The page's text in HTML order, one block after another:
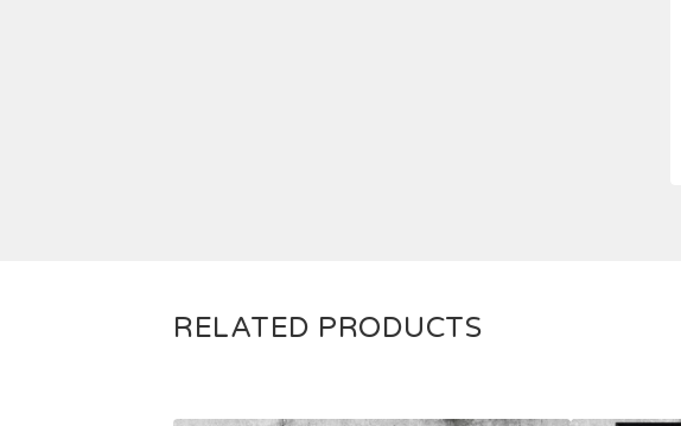
RELATED PRODUCTS